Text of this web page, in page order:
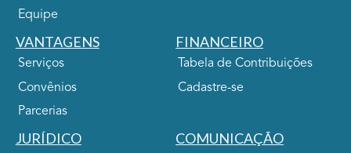
Equipe
VANTAGENS
Serviços
Convênios
Parcerias
FINANCEIRO
Tabela de Contribuições
Cadastre-se
JURÍDICO COMUNICAÇÃO